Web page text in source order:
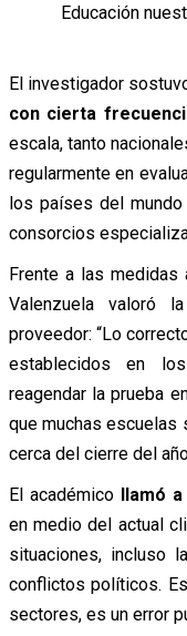
Educación
El investigador
con cierta
escala, tanto
regularmente en
los países del
consorcios
Frente a las medidas
Valenzuela valoró
proveedor: “Lo
establecidos en
reagendar la prueba
que muchas escuelas
cerca del cierre del
El académico llamó
en medio del actual
situaciones, incluso
conflictos políticos.
sectores, es un error